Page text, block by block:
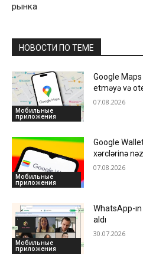
рынка
НОВОСТИ ПО ТЕМЕ
Мобильные
приложения
Google
etməyə və
07.08.2026
Мобильные
приложения
Google
xərclərinə
07.08.2026
Мобильные
приложения
WhatsApp-
aldı
30.07.2026